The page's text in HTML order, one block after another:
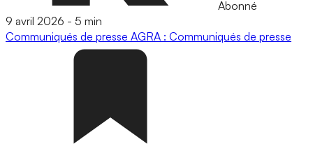
Abonné
9 avril 2026 - 5 min
Communiqués de presse AGRA : Communiqués de presse